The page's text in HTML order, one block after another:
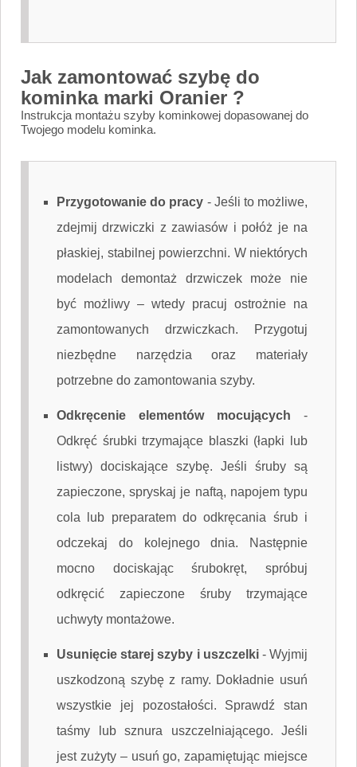
Jak zamontować szybę do
kominka marki Oranier ?
Instrukcja montażu szyby kominkowej dopasowanej do
Twojego modelu kominka.
Przygotowanie do pracy - Jeśli to możliwe,
zdejmij drzwiczki z zawiasów i połóż je na
płaskiej, stabilnej powierzchni. W niektórych
modelach demontaż drzwiczek może nie
być możliwy – wtedy pracuj ostrożnie na
zamontowanych drzwiczkach. Przygotuj
niezbędne narzędzia oraz materiały
potrzebne do zamontowania szyby.
Odkręcenie elementów mocujących -
Odkręć śrubki trzymające blaszki (łapki lub
listwy) dociskające szybę. Jeśli śruby są
zapieczone, spryskaj je naftą, napojem typu
cola lub preparatem do odkręcania śrub i
odczekaj do kolejnego dnia. Następnie
mocno dociskając śrubokręt, spróbuj
odkręcić zapieczone śruby trzymające
uchwyty montażowe.
Usunięcie starej szyby i uszczelki-Wyjmij
uszkodzoną szybę z ramy. Dokładnie usuń
wszystkie jej pozostałości. Sprawdź stan
taśmy lub sznura uszczelniającego. Jeśli
jest zużyty – usuń go, zapamiętując miejsce